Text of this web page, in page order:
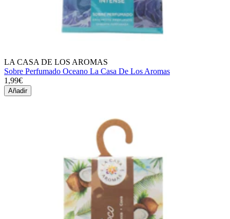
LA CASA DE LOS AROMAS
Sobre Perfumado Oceano La Casa De Los Aromas
1,99€
Añadir